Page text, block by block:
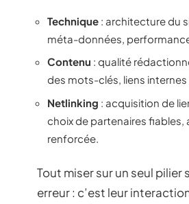
Technique : architecture du
méta-données,
Contenu : qualité
des mots-clés, liens
Netlinking : acquisition de
choix de partenaires fiables,
renforcée.
Tout miser sur un seul pilier
erreur : c’est leur